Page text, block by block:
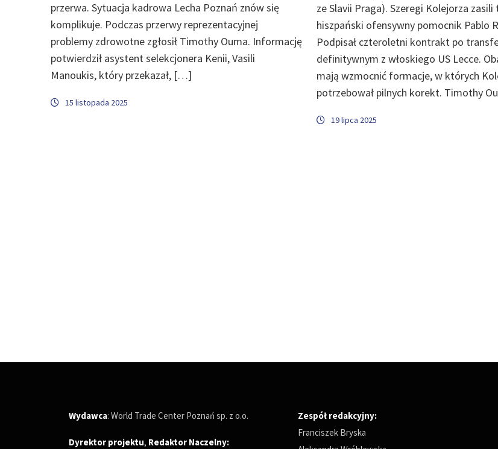
przerwa. Sytuacja kadrowa Lecha Poznań znów się
komplikuje. Podczas przerwy reprezentacyjnej
problemy zdrowotne zgłosił Timothy Ouma. Informację
potwierdził asystent selekcjonera Kenii, Vasili
Manoukis, który przekazał, […]
15 listopada 2025
ze Slavii Praga). Szeregi Kolejorza
hiszpański ofensywny pomocnik Pablo
Podpisał czteroletni kontrakt po
definitywnym z włoskiego US Lecce.
mają wzmocnić formacje, w których
potrzebował pilnych korekt. Timothy
19 lipca 2025
Wydawca: World Trade Center Poznań sp. z o.o.
Dyrektor projektu, Redaktor Naczelny:
Zespół redakcyjny:
Franciszek Bryska